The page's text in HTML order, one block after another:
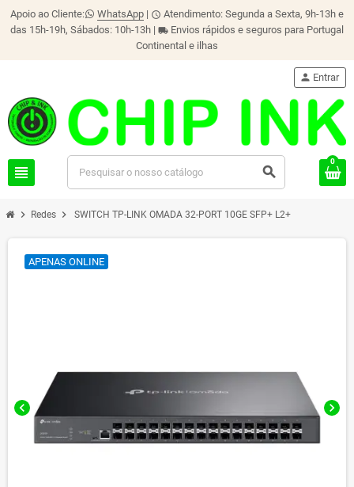
Apoio ao Cliente: WhatsApp | schedule Atendimento: Segunda a Sexta, 9h-13h e
das 15h-19h, Sábados: 10h-13h | local_shipping Envios rápidos e seguros para Portugal
Continental e ilhas
view_headline search
person Entrar
0
chevron_right Redes chevron_right SWITCH TP-LINK OMADA 32-PORT 10GE SFP+ L2+
chevron_left chevron_right
APENAS ONLINE